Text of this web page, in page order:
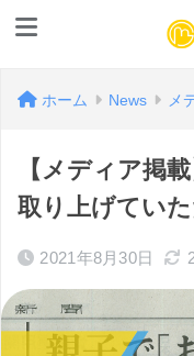
ホーム News メ
【メディア掲
取り上げていた
2021年8月30日